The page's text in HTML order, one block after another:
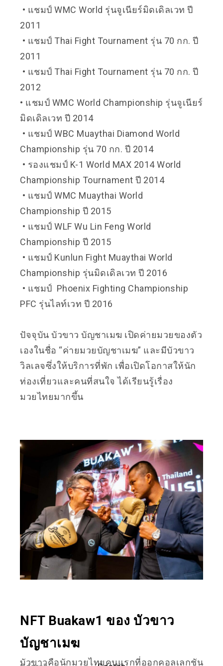
• แชมป์ WMC World รุ่นจูเนียร์มิดเดิลเวท ปี
2011
• แชมป์ Thai Fight Tournament รุ่น 70 กก. ปี
2011
• แชมป์ Thai Fight Tournament รุ่น 70 กก. ปี
2012
• แชมป์ WMC World Championship รุ่นจูเนียร์
มิดเดิลเวท ปี 2014
• แชมป์ WBC Muaythai Diamond World
Championship รุ่น 70 กก. ปี 2014
• รองแชมป์ K-1 World MAX 2014 World
Championship Tournament ปี 2014
• แชมป์ WMC Muaythai World
Championship ปี 2015
• แชมป์ WLF Wu Lin Feng World
Championship ปี 2015
• แชมป์ Kunlun Fight Muaythai World
Championship รุ่นมิดเดิลเวท ปี 2016
• แชมป์ Phoenix Fighting Championship
PFC รุ่นไลท์เวท ปี 2016
ปัจจุบัน บัวขาว บัญชาเมฆ​ เปิดค่ายมวยของตัว
เองในชื่อ “ค่ายมวยบัญชาเมฆ” และมีบัวขาว
วิลเลจซึ่งให้บริการที่พัก เพื่อเปิดโอกาสให้นัก
ท่องเที่ยวและคนที่สนใจ ได้เรียนรู้เรื่อง
มวยไทยมากขึ้น
NFT Buakaw1 ของ บัวขาว
บัญชาเมฆ
บัวขาวคือนักมวยไทยคนแรกที่ออกคอลเลกชัน